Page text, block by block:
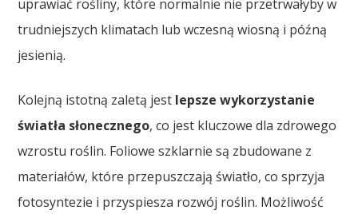
uprawiać rośliny, które normalnie nie przetrwałyby w
trudniejszych klimatach lub wczesną wiosną i późną
jesienią.
Kolejną istotną zaletą jest lepsze wykorzystanie
światła słonecznego, co jest kluczowe dla zdrowego
wzrostu roślin. Foliowe szklarnie są zbudowane z
materiałów, które przepuszczają światło, co sprzyja
fotosyntezie i przyspiesza rozwój roślin. Możliwość